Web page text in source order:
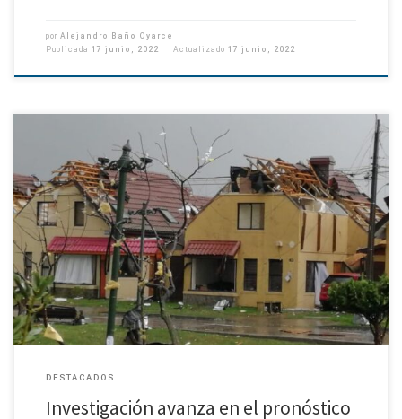
por Alejandro Baño Oyarce
Publicada 17 junio, 2022 Actualizado 17 junio, 2022
Sigue congelada promesa del gobierno anterior de adquirir radares
meteorológicos. Cumplidos tres años de los tornados que afectaron la
Región del Bío Bío el 30 y 31 de mayo de […]
DESTACADOS
Investigación avanza en el pronóstico